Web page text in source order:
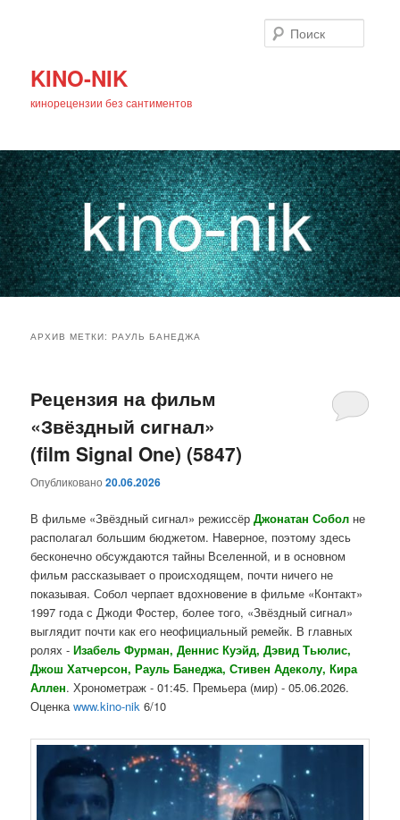
KINO-NIK
кинорецензии без сантиментов
основному
содержимому
дополнительному
содержимому
АРХИВ МЕТКИ:РАУЛЬ БАНЕДЖА
Рецензия на фильм
«Звёздный сигнал»
(film Signal One) (5847)
Опубликовано20.06.2026
В фильме «Звёздный сигнал» режиссёрДжонатан Собол не
располагал большим бюджетом. Наверное, поэтому здесь
бесконечно обсуждаются тайны Вселенной, и в основном
фильм рассказывает о происходящем, почти ничего не
показывая. Собол черпает вдохновение в фильме «Контакт»
1997 года с Джоди Фостер, более того, «Звёздный сигнал»
выглядит почти как его неофициальный ремейк. В главных
ролях -Изабель Фурман, Деннис Куэйд, Дэвид Тьюлис,
Джош Хатчерсон, Рауль Банеджа, Стивен Адеколу, Кира
Аллен. Хронометраж - 01:45. Премьера (мир) - 05.06.2026.
Оценкаwww.kino-nik 6/10